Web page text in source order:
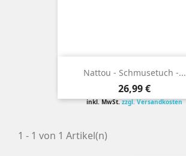
Nattou - Schmusetuch -...
Preis
26,99 €
inkl. MwSt.zzgl. Versandkosten
1 - 1 von 1 Artikel(n)